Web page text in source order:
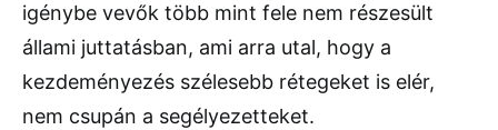
igénybe vevők több mint fele nem részesült
állami juttatásban, ami arra utal, hogy a
kezdeményezés szélesebb rétegeket is elér,
nem csupán a segélyezetteket.